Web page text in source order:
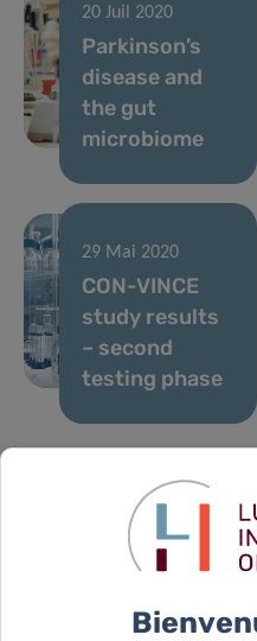
20 Juil 2020
Parkinson’s
disease and
the gut
microbiome
29 Mai 2020
CON-VINCE
study results
– second
testing phase
07 Mai 2020
First results
VINCE study